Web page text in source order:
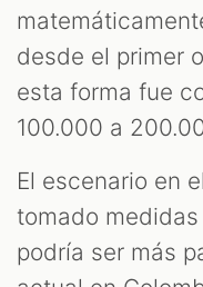
desde el primer
esta forma fue
100.000 a
El escenario en
tomado
podría ser más